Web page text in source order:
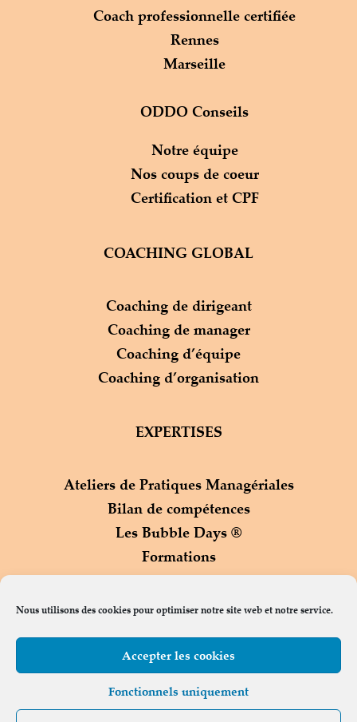
Nous utilisons des cookies pour optimiser notre site web et notre service.
Accepter les cookies
Fonctionnels uniquement
Coach professionnelle certifiée
Rennes
Marseille
ODDO Conseils
Notre équipe
Nos coups de coeur
Certification et CPF
COACHING GLOBAL
Coaching de dirigeant
Coaching de manager
Coaching d’équipe
Coaching d’organisation
EXPERTISES
Ateliers de Pratiques Managériales
Bilan de compétences
Les Bubble Days ®
Formations
Process Com ®
Contact
© Copyright oddoconseils.com 2023